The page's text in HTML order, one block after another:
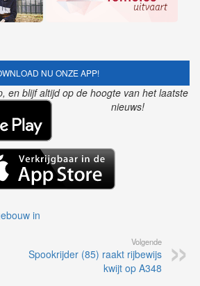
NU ONZE APP!
en blijf altijd op de hoogte van het laatste
nieuws!
in
Volgende
Spookrijder (85) raakt rijbewijs
kwijt op A348